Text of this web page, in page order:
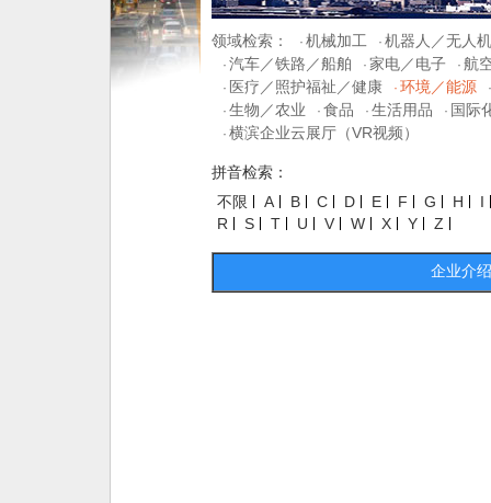
领域检索： · 机械加工 · 机器人／无人机
· 汽车／铁路／船舶 · 家电／电子 · 航
· 医疗／照护福祉／健康 · 环境／能源
·
· 生物／农业 · 食品 · 生活用品 · 国际
· 横滨企业云展厅（VR视频）
拼音检索：
不限
A B C D E F G H
I
R
S T U V W X Y Z
企业介绍